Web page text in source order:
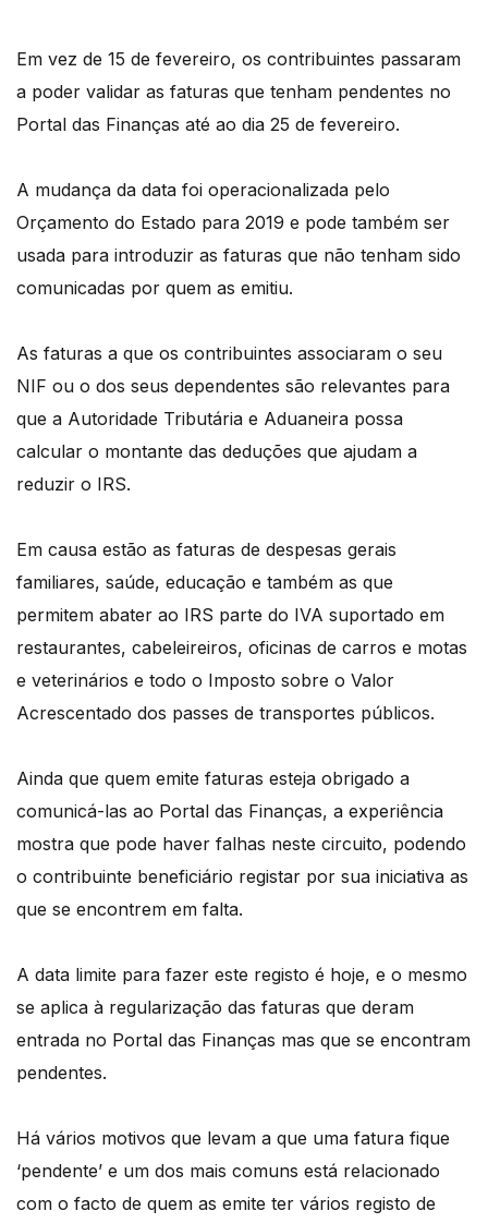
Em vez de 15 de fevereiro, os contribuintes passaram
a poder validar as faturas que tenham pendentes no
Portal das Finanças até ao dia 25 de fevereiro.
A mudança da data foi operacionalizada pelo
Orçamento do Estado para 2019 e pode também ser
usada para introduzir as faturas que não tenham sido
comunicadas por quem as emitiu.
As faturas a que os contribuintes associaram o seu
NIF ou o dos seus dependentes são relevantes para
que a Autoridade Tributária e Aduaneira possa
calcular o montante das deduções que ajudam a
reduzir o IRS.
Em causa estão as faturas de despesas gerais
familiares, saúde, educação e também as que
permitem abater ao IRS parte do IVA suportado em
restaurantes, cabeleireiros, oficinas de carros e motas
e veterinários e todo o Imposto sobre o Valor
Acrescentado dos passes de transportes públicos.
Ainda que quem emite faturas esteja obrigado a
comunicá-las ao Portal das Finanças, a experiência
mostra que pode haver falhas neste circuito, podendo
o contribuinte beneficiário registar por sua iniciativa as
que se encontrem em falta.
A data limite para fazer este registo é hoje, e o mesmo
se aplica à regularização das faturas que deram
entrada no Portal das Finanças mas que se encontram
pendentes.
Há vários motivos que levam a que uma fatura fique
‘pendente’ e um dos mais comuns está relacionado
com o facto de quem as emite ter vários registo de